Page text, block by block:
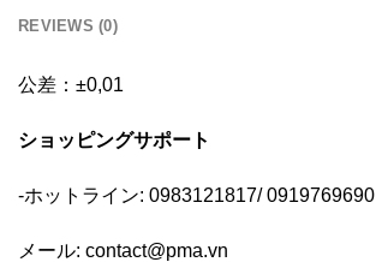
REVIEWS (0)
公差：±0,01
ショッピングサポー ト
-ホットライン: 0983121817/ 0919769690
メール: contact@pma.vn